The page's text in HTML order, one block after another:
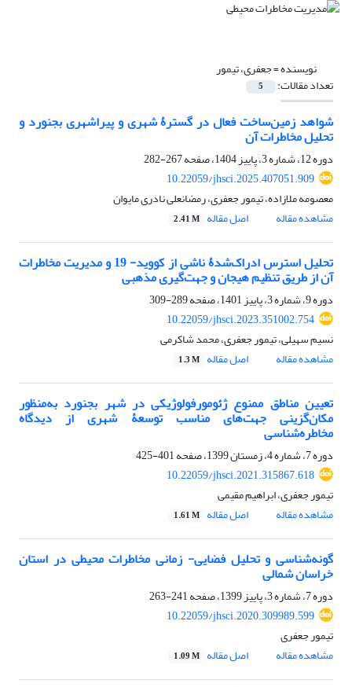
نویسنده =جعفری، تیمور
تعداد مقالات: 5
شواهد زمین‌ساخت فعال در گسترۀ شهری و پیراشهری بجنورد و
تحلیل مخاطرات آن
دوره 12، شماره 3، پاییز 1404، صفحه
267-282
10.22059/jhsci.2025.407051.909
معصومه ملازاده، تیمور جعفری، رمضانعلی نادری مایوان
مشاهده مقاله
اصل مقاله 2.41 M
تحلیل استرس ادراک‌شدۀ ناشی از کووید- 19 و مدیریت مخاطرات
آن از طریق تنظیم هیجان و جهت‌گیری مذهبی
دوره 9، شماره 3، پاییز 1401، صفحه
289-309
10.22059/jhsci.2023.351002.754
نسیم سهیلی، تیمور جعفری، محمد شاکرمی
مشاهده مقاله
اصل مقاله 1.3 M
تعیین مناطق ممنوع ژئومورفولوژیکی در شهر بجنورد به‌منظور
مکان‌گزینی جهت‌های مناسب توسعۀ شهری از دیدگاه
مخاطره‌شناسی
دوره 7، شماره 4، زمستان 1399، صفحه
401-425
10.22059/jhsci.2021.315867.618
تیمور جعفری، ابراهیم مقیمی
مشاهده مقاله
اصل مقاله 1.61 M
گونه‌شناسی و تحلیل فضایی- زمانی مخاطرات محیطی در استان
خراسان شمالی
دوره 7، شماره 3، پاییز 1399، صفحه
241-263
10.22059/jhsci.2020.309989.599
تیمور جعفری
مشاهده مقاله
اصل مقاله 1.09 M